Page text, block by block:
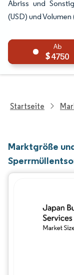
Abriss und
(USD) und
4750
Startseite
Marktgröße